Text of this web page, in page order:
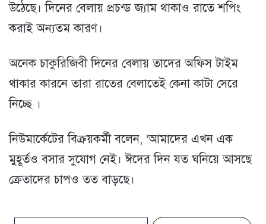
উঠেছে। দিনের বেলায় প্রচন্ড জ্যাম থাকাও রাতে শপিং
করাই অন্যতম কারণ।
অনেক চাকুরিজিবী দিনের বেলায় তাদের অফিস টাইম
থাকার কারনে তারা রাতের বেলাতেই কেনা কাটা সেরে
নিচ্ছে ।
নিউমার্কেটের বিক্রয়কর্মী বলেন, ‘আমাদের এখন এক
মুহূর্তও বসার সুযোগ নেই। ঈদের দিন যত ঘনিয়ে আসছে
ক্রেতাদের চাপও তত বাড়ছে।